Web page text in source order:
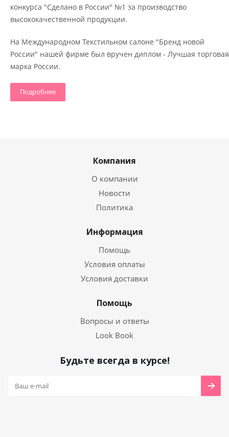
конкурса "Сделано в России" №1 за производство
высококачественной продукции.
На Международном Текстильном салоне "Бренд новой
России" нашей фирме был вручен диплом - Лучшая торговая
марка России.
Подробнее
Компания
О компании
Новости
Политика
Информация
Помощь
Условия оплаты
Условия доставки
Помощь
Вопросы и ответы
Look Book
Будьте всегда в курсе!